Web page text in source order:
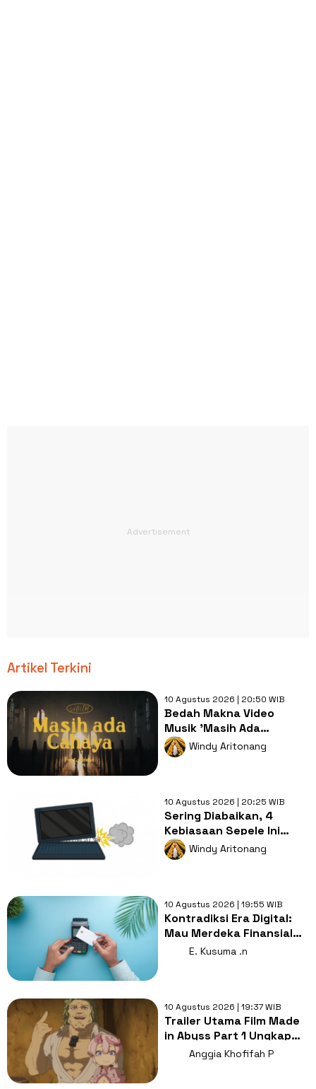
Artikel Terkini
10 Agustus 2026 | 20:50 WIB
Bedah Makna Video
Musik 'Masih Ada
Cahaya': Saat Kegelapan
Bertemu Harapan
Windy Aritonang
10 Agustus 2026 | 20:25 WIB
Sering Diabaikan, 4
Kebiasaan Sepele Ini
Bikin Laptop Cepat
Rusak!
Windy Aritonang
10 Agustus 2026 | 19:55 WIB
Kontradiksi Era Digital:
Mau Merdeka Finansial
tapi Masih Pakai Paylater
E. Kusuma .n
10 Agustus 2026 | 19:37 WIB
Trailer Utama Film Made
in Abyss Part 1 Ungkap
Lagu Tema dan Karakter
Anggia Khofifah P